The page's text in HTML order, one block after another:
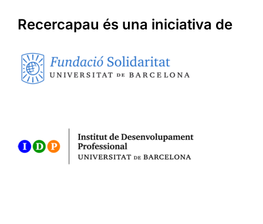
Recercapau és una iniciativa de